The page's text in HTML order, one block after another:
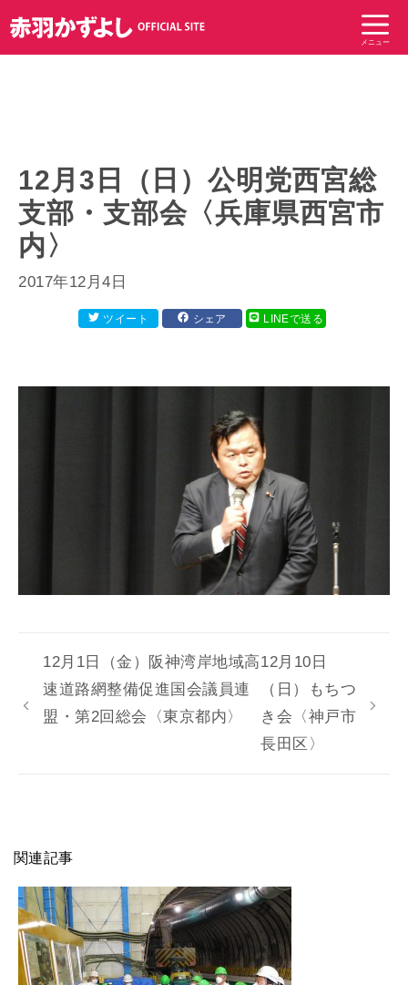
ン
テ
メニュー
12月3日（日）公明党西宮総
支部・支部会〈兵庫県西宮市
内〉
2017年12月4日
ツイート シェア LINEで送る
12月1日（金）阪神湾岸地域高
速道路網整備促進国会議員連
盟・第2回総会〈東京都内〉
12月10日
（日）もちつ
き会〈神戸市
長田区〉
関連記事